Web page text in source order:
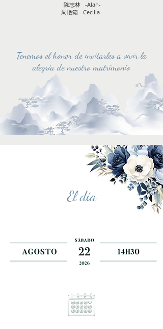
陈志林 -Alan-
周艳箱 -Cecilia-
Tenemos el honor de invitarles a vivir la
alegría de nuestro matrimonio
El día